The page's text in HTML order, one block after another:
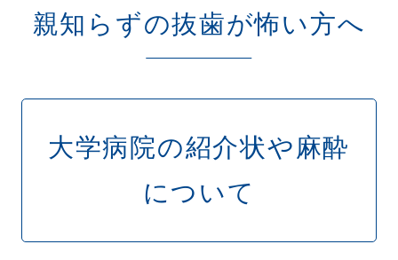
親知らずの抜歯が怖い方へ
大学病院の紹介状や麻酔
について